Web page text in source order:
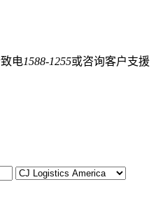
电1588-1255或咨询客户支援